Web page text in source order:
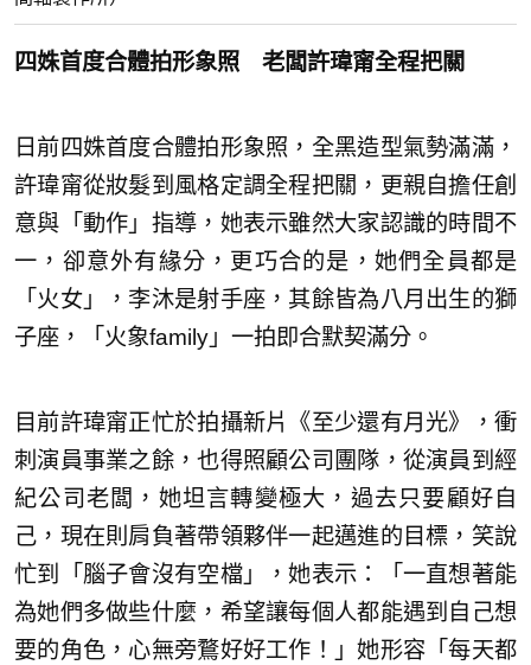
四姝首度合體拍形象照 老闆許瑋甯全程把關
日前四姝首度合體拍形象照，全黑造型氣勢滿滿，
許瑋甯從妝髮到風格定調全程把關，更親自擔任創
意與「動作」指導，她表示雖然大家認識的時間不
一，卻意外有緣分，更巧合的是，她們全員都是
「火女」，李沐是射手座，其餘皆為八月出生的獅
子座，「火象family」一拍即合默契滿分。
目前許瑋甯正忙於拍攝新片《至少還有月光》，衝
刺演員事業之餘，也得照顧公司團隊，從演員到經
紀公司老闆，她坦言轉變極大，過去只要顧好自
己，現在則肩負著帶領夥伴一起邁進的目標，笑說
忙到「腦子會沒有空檔」，她表示：「一直想著能
為她們多做些什麼，希望讓每個人都能遇到自己想
要的角色，心無旁鶩好好工作！」她形容「每天都